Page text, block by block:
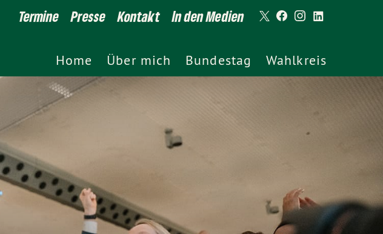
Termine Presse Kontakt In den Medien
Home Über mich Bundestag Wahlkreis